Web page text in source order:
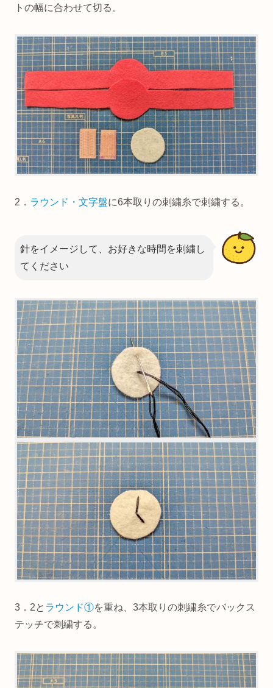
トの幅に合わせて切る。
2． ラウンド・文字盤に6本取りの刺繍糸で刺繍する。
針をイメージして、お好きな時間を刺繍し
てください
3．2と ラウンド①を重ね、3本取りの刺繍糸でバックス
テッチで刺繍する。